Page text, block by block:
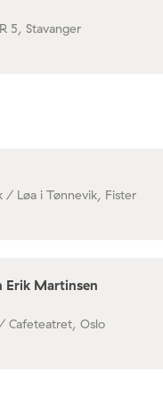
5, Stavanger
/ Løa i Tønnevik, Fister
Erik Martinsen
Cafeteatret, Oslo